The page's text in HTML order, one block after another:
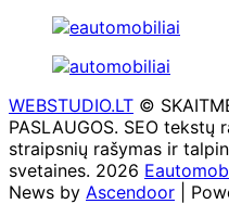
WEBSTUDIO.LT ©
PASLAUGOS. SEO tekstų
straipsnių rašymas ir
svetaines. 2026
News by Ascendoor |